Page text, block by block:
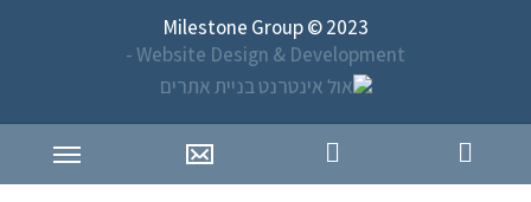
Milestone Group © 2023
Website Design & Development -